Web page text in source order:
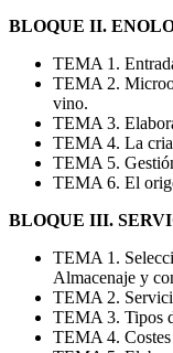
BLOQUE II.
TEMA 1.
TEMA 2.
vino.
TEMA 3.
TEMA 4. La
TEMA 5.
TEMA 6. El
BLOQUE III.
TEMA 1.
Almacenaje y
TEMA 2.
TEMA 3. Tipos
TEMA 4. Costes